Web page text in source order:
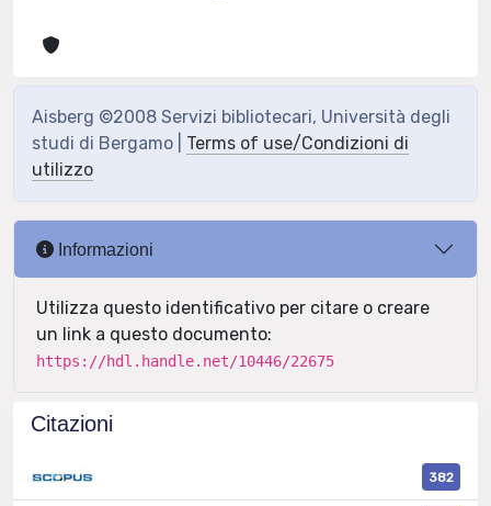
Aisberg ©2008 Servizi bibliotecari, Università degli
studi di Bergamo | Terms of use/Condizioni di
utilizzo
Informazioni
Utilizza questo identificativo per citare o creare
un link a questo documento:
https://hdl.handle.net/10446/22675
Citazioni
382